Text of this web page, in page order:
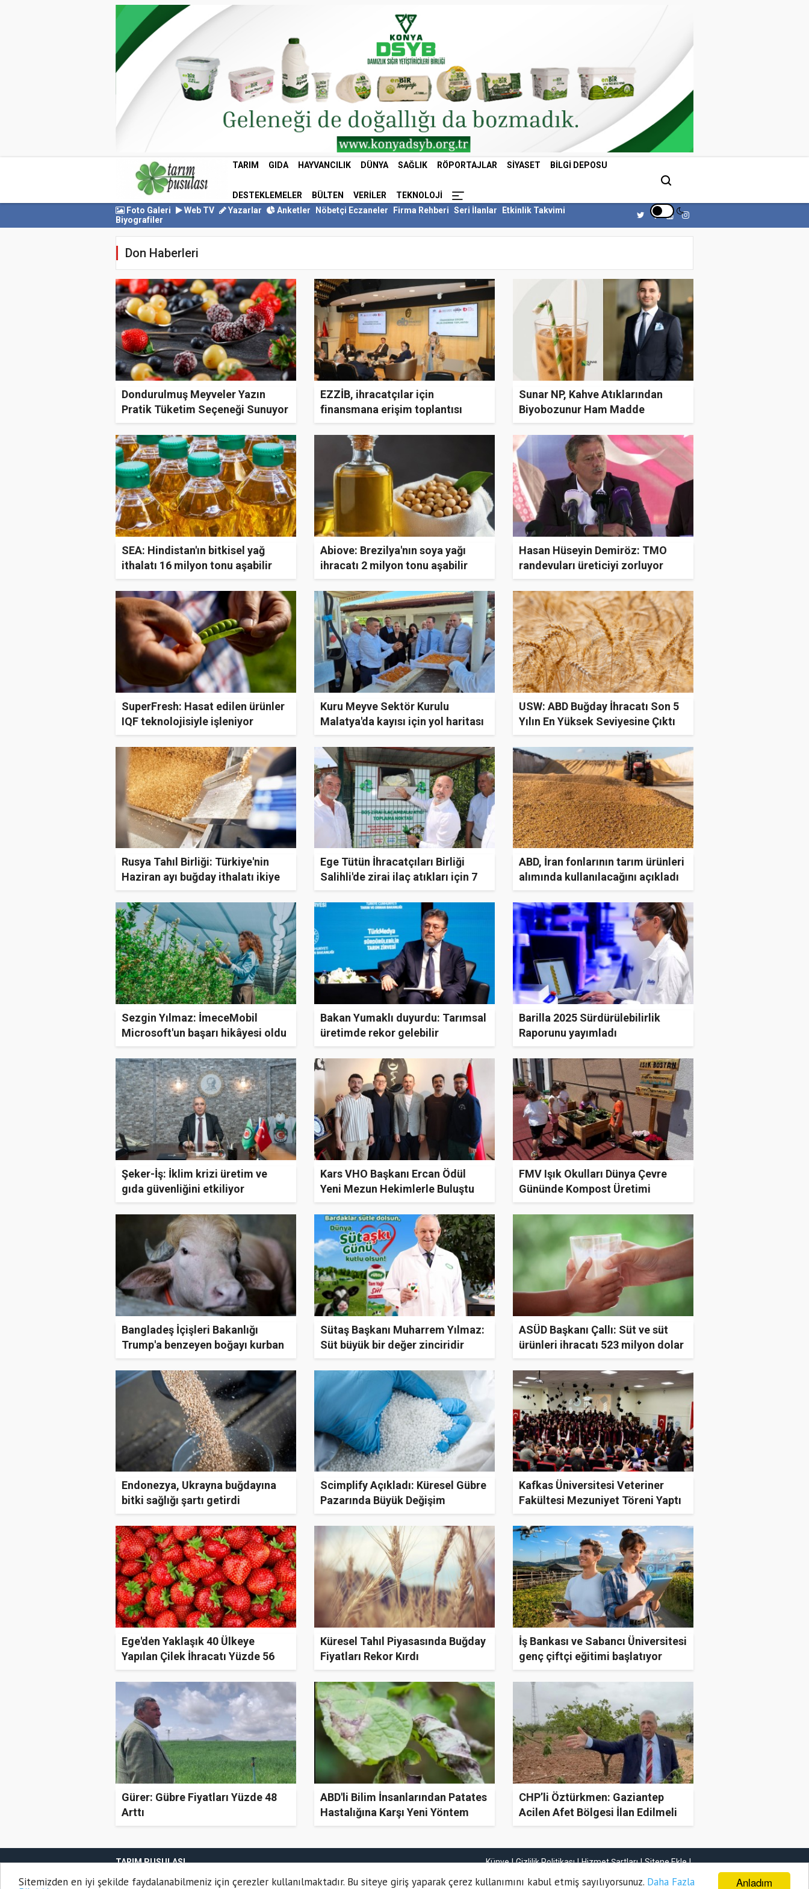
Anladım
Sitemizden en iyi şekilde faydalanabilmeniz için çerezler kullanılmaktadır. Bu siteye giriş yaparak çerez kullanımını kabul etmiş sayılıyorsunuz. Daha Fazla
TARIM GIDA HAYVANCILIK DÜNYA SAĞLIK RÖPORTAJLAR SIYASET BILGI DEPOSU
DESTEKLEMELER BÜLTEN VERILER
TEKNOLOJI
Foto Galeri
Web TV Yazarlar Anketler Nöbetçi Eczaneler Firma Rehberi Seri İlanlar
Etkinlik Takvimi
Biyografiler
Don Haberleri
Dondurulmuş Meyveler Yazın
Pratik Tüketim Seçeneği Sunuyor
EZZİB, ihracatçılar için
finansmana erişim toplantısı
düzenledi
Sunar NP, Kahve Atıklarından
Biyobozunur Ham Madde
Geliştirdi
SEA: Hindistan'ın bitkisel yağ
ithalatı 16 milyon tonu aşabilir
Abiove: Brezilya'nın soya yağı
ihracatı 2 milyon tonu aşabilir
Hasan Hüseyin Demiröz: TMO
randevuları üreticiyi zorluyor
SuperFresh: Hasat edilen ürünler
IQF teknolojisiyle işleniyor
Kuru Meyve Sektör Kurulu
Malatya'da kayısı için yol haritası
belirledi
USW: ABD Buğday İhracatı Son 5
Yılın En Yüksek Seviyesine Çıktı
Rusya Tahıl Birliği: Türkiye'nin
Haziran ayı buğday ithalatı ikiye
katlandı
Ege Tütün İhracatçıları Birliği
Salihli'de zirai ilaç atıkları için 7
atık noktası açtı
ABD, İran fonlarının tarım ürünleri
alımında kullanılacağını açıkladı
Sezgin Yılmaz: İmeceMobil
Microsoft'un başarı hikâyesi oldu
Bakan Yumaklı duyurdu: Tarımsal
üretimde rekor gelebilir
Barilla 2025 Sürdürülebilirlik
Raporunu yayımladı
Şeker-İş: İklim krizi üretim ve
gıda güvenliğini etkiliyor
Kars VHO Başkanı Ercan Ödül
Yeni Mezun Hekimlerle Buluştu
FMV Işık Okulları Dünya Çevre
Gününde Kompost Üretimi
Başlattı
Bangladeş İçişleri Bakanlığı
Trump'a benzeyen boğayı kurban
ettirmedi
Sütaş Başkanı Muharrem Yılmaz:
Süt büyük bir değer zinciridir
ASÜD Başkanı Çallı: Süt ve süt
ürünleri ihracatı 523 milyon dolar
oldu
Endonezya, Ukrayna buğdayına
bitki sağlığı şartı getirdi
Scimplify Açıkladı: Küresel Gübre
Pazarında Büyük Değişim
Kafkas Üniversitesi Veteriner
Fakültesi Mezuniyet Töreni Yaptı
Ege'den Yaklaşık 40 Ülkeye
Yapılan Çilek İhracatı Yüzde 56
Arttı
Küresel Tahıl Piyasasında Buğday
Fiyatları Rekor Kırdı
İş Bankası ve Sabancı Üniversitesi
genç çiftçi eğitimi başlatıyor
Gürer: Gübre Fiyatları Yüzde 48
Arttı
ABD'li Bilim İnsanlarından Patates
Hastalığına Karşı Yeni Yöntem
CHP’li Öztürkmen: Gaziantep
Acilen Afet Bölgesi İlan Edilmeli
TARIM PUSULASI
Künye Gizlilik Politikası Hizmet Şartları
Sitene Ekle
Haber Gönder
Firma Ekle İlan Ekle